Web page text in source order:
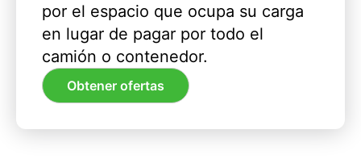
por el espacio que ocupa su carga
en lugar de pagar por todo el
camión o contenedor.
Obtener ofertas